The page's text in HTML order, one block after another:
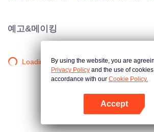
예고&메이킹
Loading…By using the website, you are
Privacy Policy and the use of
accordance with our Cookie Policy.
Accept